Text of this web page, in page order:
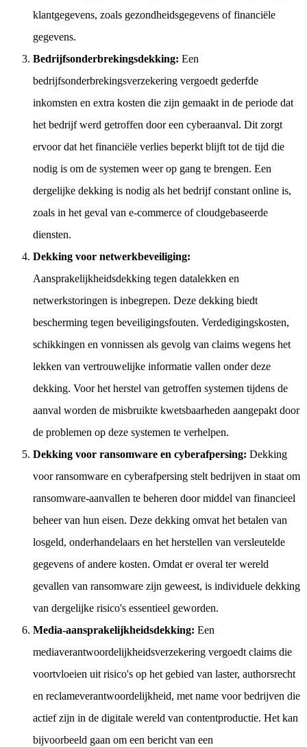
klantgegevens, zoals gezondheidsgegevens of financiële
gegevens.
Bedrijfsonderbrekingsdekking: Een
bedrijfsonderbrekingsverzekering vergoedt gederfde
inkomsten en extra kosten die zijn gemaakt in de periode dat
het bedrijf werd getroffen door een cyberaanval. Dit zorgt
ervoor dat het financiële verlies beperkt blijft tot de tijd die
nodig is om de systemen weer op gang te brengen. Een
dergelijke dekking is nodig als het bedrijf constant online is,
zoals in het geval van e-commerce of cloudgebaseerde
diensten.
Dekking voor netwerkbeveiliging:
Aansprakelijkheidsdekking tegen datalekken en
netwerkstoringen is inbegrepen. Deze dekking biedt
bescherming tegen beveiligingsfouten. Verdedigingskosten,
schikkingen en vonnissen als gevolg van claims wegens het
lekken van vertrouwelijke informatie vallen onder deze
dekking. Voor het herstel van getroffen systemen tijdens de
aanval worden de misbruikte kwetsbaarheden aangepakt door
de problemen op deze systemen te verhelpen.
Dekking voor ransomware en cyberafpersing: Dekking
voor ransomware en cyberafpersing stelt bedrijven in staat om
ransomware-aanvallen te beheren door middel van financieel
beheer van hun eisen. Deze dekking omvat het betalen van
losgeld, onderhandelaars en het herstellen van versleutelde
gegevens of andere kosten. Omdat er overal ter wereld
gevallen van ransomware zijn geweest, is individuele dekking
van dergelijke risico's essentieel geworden.
Media-aansprakelijkheidsdekking: Een
mediaverantwoordelijkheidsverzekering vergoedt claims die
voortvloeien uit risico's op het gebied van laster, authorsrecht
en reclameverantwoordelijkheid, met name voor bedrijven die
actief zijn in de digitale wereld van contentproductie. Het kan
bijvoorbeeld gaan om een bericht van een